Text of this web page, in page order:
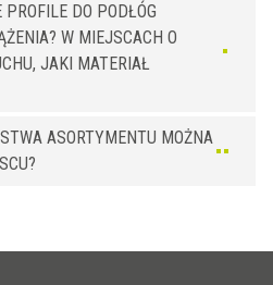
DO PODŁÓG
W MIEJSCACH O
JAKI MATERIAŁ
ASORTYMENTU MOŻNA